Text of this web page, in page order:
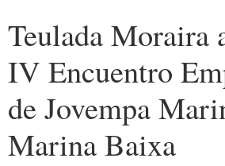
Teulada Moraira
IV Encuentro
de Jovempa
Marina Baixa